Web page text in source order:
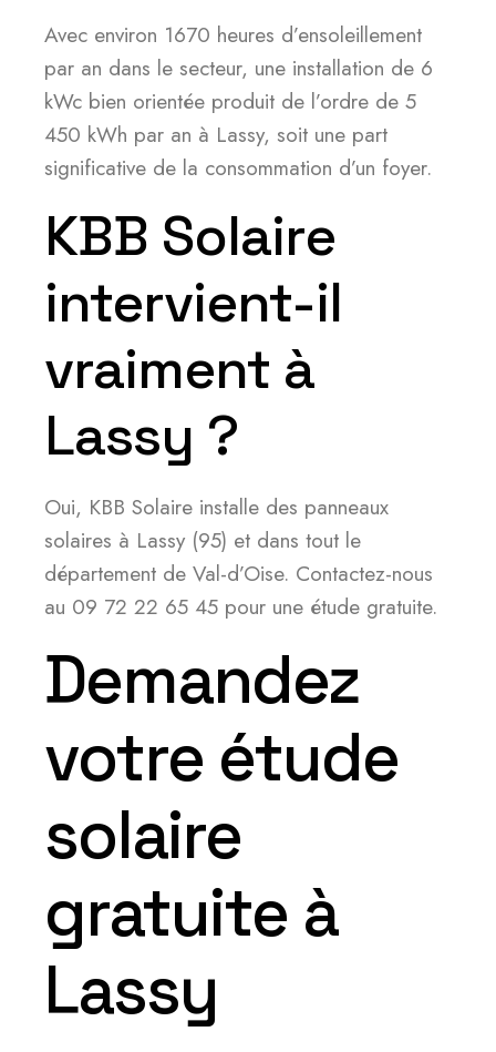
Avec environ 1670 heures d’ensoleillement
par an dans le secteur, une installation de 6
kWc bien orientée produit de l’ordre de 5
450 kWh par an à Lassy, soit une part
significative de la consommation d’un foyer.
KBB Solaire
intervient-il
vraiment à
Lassy ?
Oui, KBB Solaire installe des panneaux
solaires à Lassy (95) et dans tout le
département de Val-d’Oise. Contactez-nous
au 09 72 22 65 45 pour une étude gratuite.
Demandez
votre étude
solaire
gratuite à
Lassy